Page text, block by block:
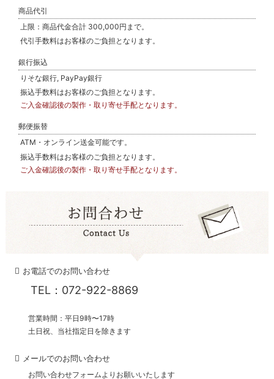
商品代引
上限：商品代金合計 300,000円まで。
代引手数料はお客様のご負担となります。
銀行振込
りそな銀行, PayPay銀行
振込手数料はお客様のご負担となります。
ご入金確認後の製作・取り寄せ手配となります。
郵便振替
ATM・オンライン送金可能です。
振込手数料はお客様のご負担となります。
ご入金確認後の製作・取り寄せ手配となります。
お電話でのお問い合わせ
TEL：072-922-8869
営業時間：平日9時〜17時
土日祝、当社指定日を除きます
メールでのお問い合わせ
お問い合わせフォームよりお願いいたします